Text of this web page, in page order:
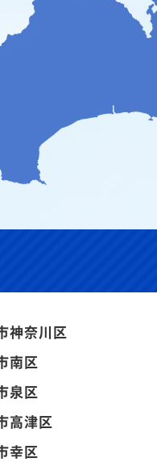
神奈川区
南区
泉区
高津区
幸区